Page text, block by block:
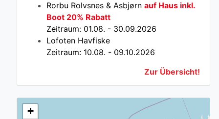
Rorbu Rolvsnes & Asbjørn auf Haus inkl.
Boot 20% Rabatt
Zeitraum: 01.08. - 30.09.2026
Lofoten Havfiske
Zeitraum: 10.08. - 09.10.2026
Zur Übersicht!
+